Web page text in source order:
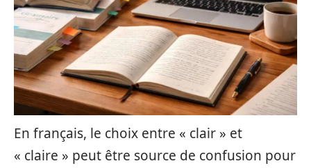
En français, le choix entre « clair » et
« claire » peut être source de confusion pour